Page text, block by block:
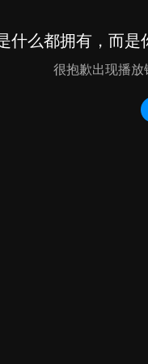
什么都拥有，而是
很抱歉出现播放